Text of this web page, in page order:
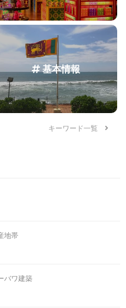
基本情報
キーワード一覧
地帯
バワ建築